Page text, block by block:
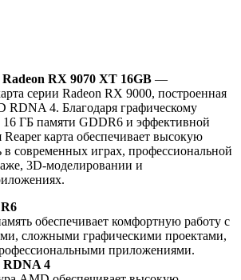
RX 9070 XT 16GB —
серии Radeon RX 9000, построенная
RDNA 4. Благодаря графическому
16 ГБ памяти GDDR6 и эффективной
карта обеспечивает высокую
в современных играх, профессиональной
3D-моделировании и
обеспечивает комфортную работу с
сложными графическими проектами,
приложениями.
RDNA 4